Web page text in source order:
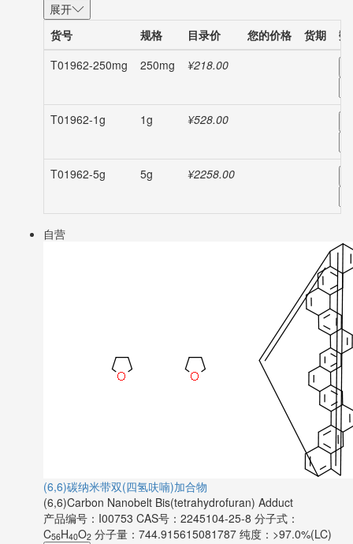
展开
货号
规格 目录价 您的价格 货期
数
T01962-250mg
250mg ¥218.00
T01962-1g 1g ¥528.00
T01962-5g 5g ¥2258.00
自营
(6,6)碳纳米带双(四氢呋喃)加合物
(6,6)Carbon Nanobelt Bis(tetrahydrofuran) Adduct
产品编号：I00753 CAS号：2245104-25-8 分子式：
C56H40O2 分子量：744.915615081787 纯度：>97.0%(LC)